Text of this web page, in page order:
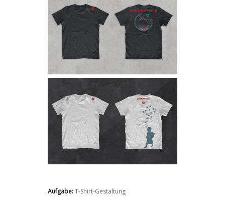
Aufgabe:T-Shirt-Gestaltung